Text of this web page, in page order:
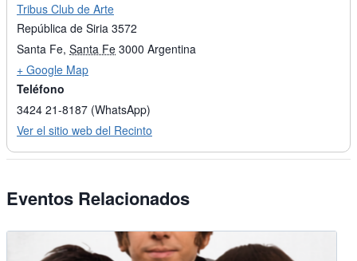
Tribus Club de Arte
República de Siria 3572
Santa Fe, Santa Fe 3000 Argentina
+ Google Map
Teléfono
3424 21-8187 (WhatsApp)
Ver el sitio web del Recinto
Eventos Relacionados